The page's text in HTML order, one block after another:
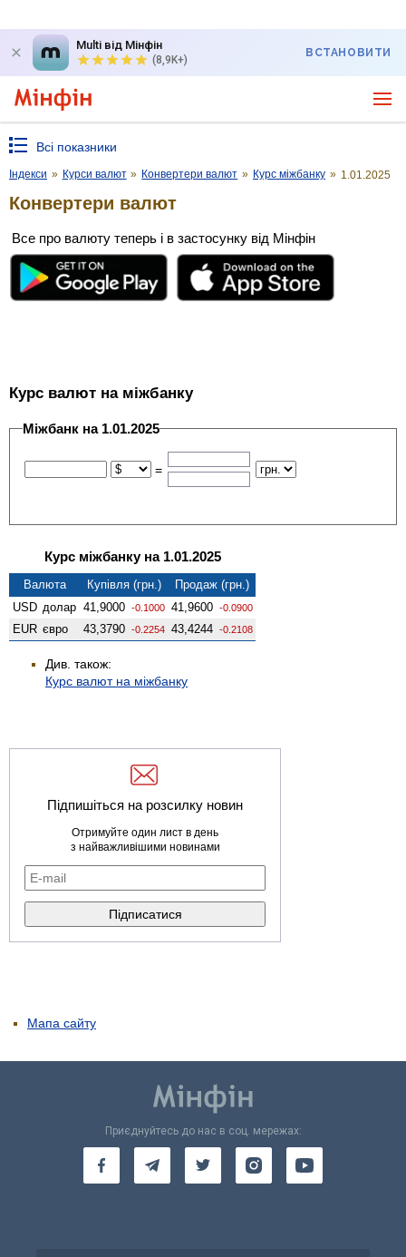
Multi від Мінфін
(8,9K+)
ВСТАНОВИТИ
Всі показники
Індекси » Курси валют » Конвертери валют » Курс міжбанку » 1.01.2025
Конвертери валют
Все про валюту теперь і в застосунку від Мінфін
Курс валют на міжбанку
Міжбанк на 1.01.2025
=
Курс міжбанку на 1.01.2025
Валюта Купівля (грн.)
Продаж (грн.)
USD долар 41,9000 -0.1000 41,9600 -0.0900
EUR євро 43,3790 -0.2254 43,4244 -0.2108
Див. також:
Курс валют на міжбанку
Підпишіться на розсилку новин
Отримуйте один лист в день
з найважливішими новинами
Мапа сайту
Приєднуйтесь до нас в соц. мережах: